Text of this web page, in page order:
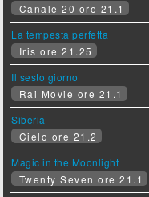
Canale 20 ore 21.1
La tempesta perfetta
Iris ore 21.25
Il sesto giorno
Rai Movie ore 21.1
Siberia
Cielo ore 21.2
Magic in the Moonlight
Twenty Seven ore 21.1